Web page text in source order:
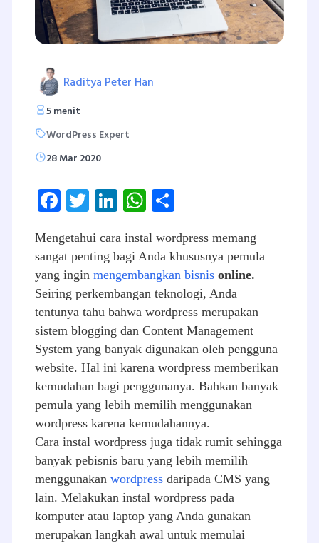
Raditya Peter Han
5 menit
WordPress Expert
28 Mar 2020
Facebook
Twitter
LinkedInWhatsApp
Mengetahui cara instal wordpress memang
sangat penting bagi Anda khususnya pemula
yang ingin mengembangkan bisnis online.
Seiring perkembangan teknologi, Anda
tentunya tahu bahwa wordpress merupakan
sistem blogging dan Content Management
System yang banyak digunakan oleh pengguna
website. Hal ini karena wordpress memberikan
kemudahan bagi penggunanya. Bahkan banyak
pemula yang lebih memilih menggunakan
wordpress karena kemudahannya.
Cara instal wordpress juga tidak rumit sehingga
banyak pebisnis baru yang lebih memilih
menggunakan wordpress daripada CMS yang
lain. Melakukan instal wordpress pada
komputer atau laptop yang Anda gunakan
merupakan langkah awal untuk memulai